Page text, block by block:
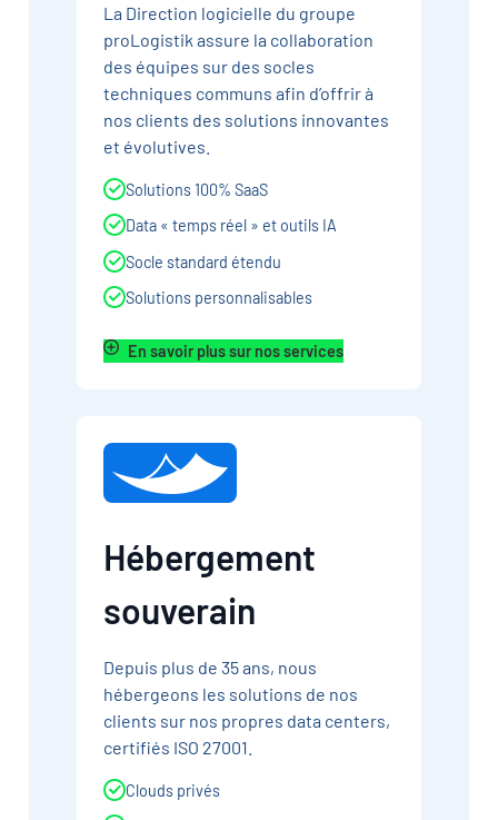
La Direction logicielle du groupe
proLogistik assure la collaboration
des équipes sur des socles
techniques communs afin d’offrir à
nos clients des solutions innovantes
et évolutives.
Solutions 100% SaaS
Data « temps réel » et outils IA
Socle standard étendu
Solutions personnalisables
En savoir plus sur nos services
Hébergement
souverain
Depuis plus de 35 ans, nous
hébergeons les solutions de nos
clients sur nos propres data centers,
certifiés ISO 27001.
Clouds privés